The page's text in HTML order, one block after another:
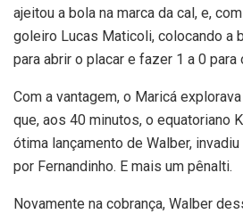
ajeitou a bola na marca da cal, e,
goleiro Lucas Maticoli, colocando a
para abrir o placar e fazer 1 a 0 para
Com a vantagem, o Maricá
que, aos 40 minutos, o equatoriano
ótima lançamento de Walber,
por Fernandinho. E mais um pênalti.
Novamente na cobrança, Walber